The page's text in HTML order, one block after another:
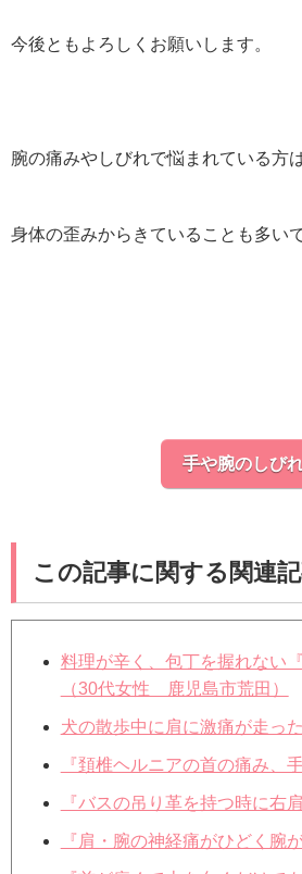
今後ともよろしくお願いします。
腕の痛みやしびれで悩まれている方
身体の歪みからきていることも多い
手や腕のしび
この記事に関する関連
料理が辛く、包丁を握れない
（30代女性 鹿児島市荒田）
犬の散歩中に肩に激痛が走っ
『頚椎ヘルニアの首の痛み、
『バスの吊り革を持つ時に右
『肩・腕の神経痛がひどく